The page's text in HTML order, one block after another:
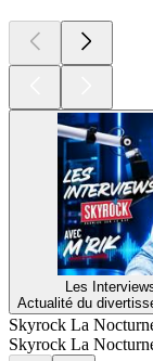
Les
Actualité du
Skyrock La
Skyrock La